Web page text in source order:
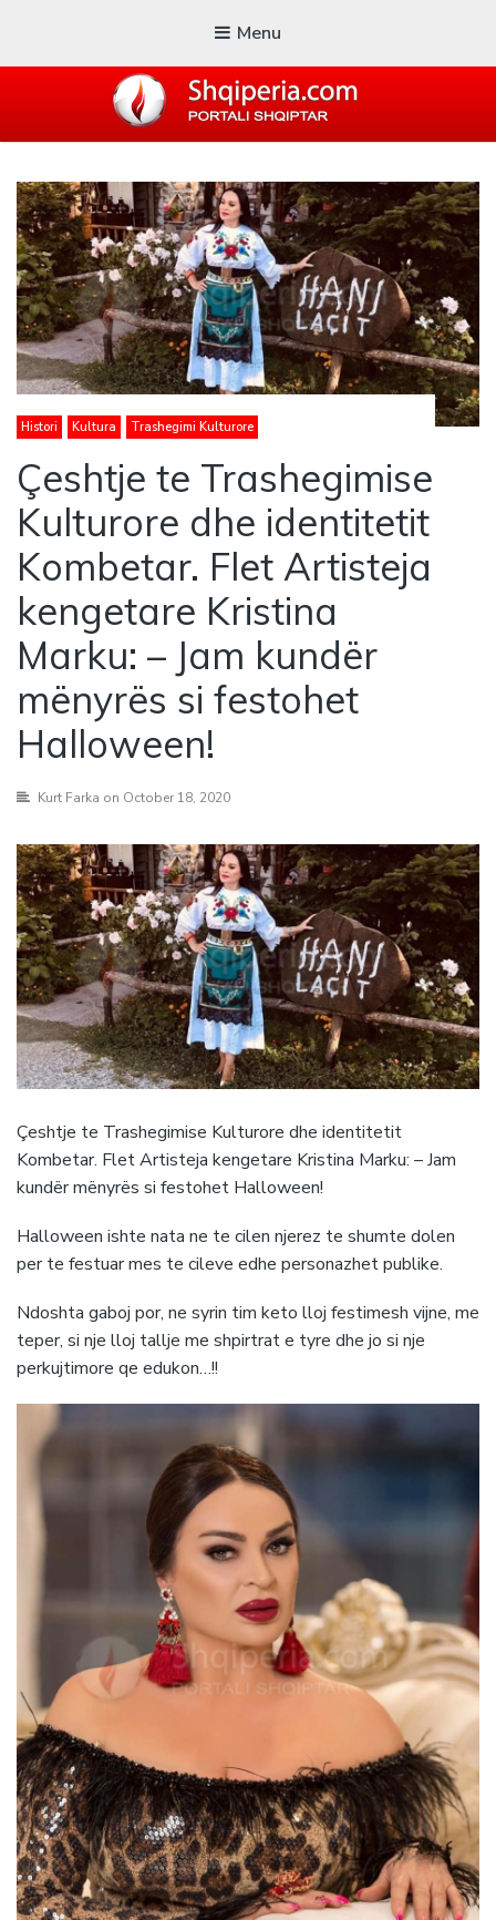
Menu
Blogu i ShqiperiaCom
Histori Kultura Trashegimi Kulturore
Çeshtje te Trashegimise
Kulturore dhe identitetit
Kombetar. Flet Artisteja
kengetare Kristina
Marku: – Jam kundër
mënyrës si festohet
Halloween!
Kurt Farka on October 18, 2020
Çeshtje te Trashegimise Kulturore dhe identitetit
Kombetar. Flet Artisteja kengetare Kristina Marku: – Jam
kundër mënyrës si festohet Halloween!
Halloween ishte nata ne te cilen njerez te shumte dolen
per te festuar mes te cileve edhe personazhet publike.
Ndoshta gaboj por, ne syrin tim keto lloj festimesh vijne, me
teper, si nje lloj tallje me shpirtrat e tyre dhe jo si nje
perkujtimore qe edukon…!!